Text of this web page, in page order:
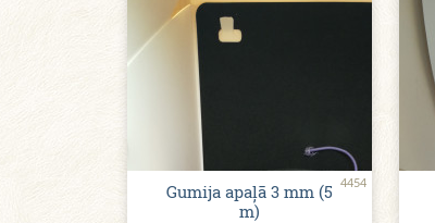
4454
Gumija apaļā 3 mm (5
m)